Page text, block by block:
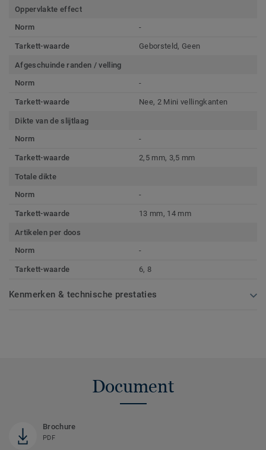
Oppervlakte effect
Norm
-
Tarkett-waarde Geborsteld, Geen
Afgeschuinde randen / velling
Norm
-
Tarkett-waarde Nee, 2 Mini vellingkanten
Dikte van de slijtlaag
Norm
-
Tarkett-waarde 2,5 mm, 3,5 mm
Totale dikte
Norm
-
Tarkett-waarde 13 mm, 14 mm
Artikelen per doos
Norm
-
Tarkett-waarde 6, 8
Kenmerken & technische prestaties
Document
Brochure
PDF